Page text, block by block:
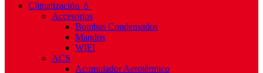
Climatización 💧
Accesorios
Bombas Condensados
Mandos
WIFI
ACS
Acumulador Aerotérmico